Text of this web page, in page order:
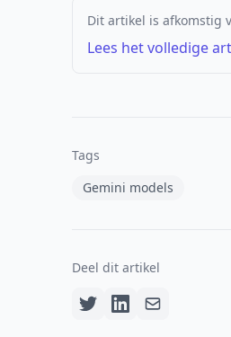
Dit artikel is afkomstig
Lees het volledige
Tags
Gemini models
Deel dit artikel